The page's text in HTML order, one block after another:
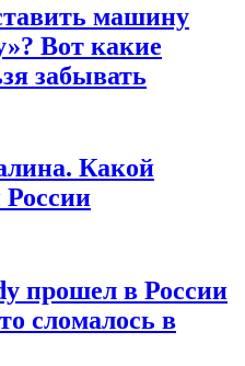
машину
Вот какие
забывать
Какой
прошел в России
сломалось в